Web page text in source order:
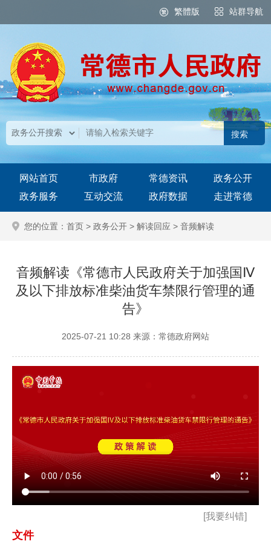
繁體版 站群导航
网站首页 市政府 常德资讯
政务公开
政务服务
互动交流 政府数据 走进常德
您的位置： 首页 > 政务公开 > 解读回应 > 音频解读
音频解读《常德市人民政府关于加强国Ⅳ
及以下排放标准柴油货车禁限行管理的通
告》
2025-07-21 10:28 来源：常德政府网站
[我要纠错]
文件